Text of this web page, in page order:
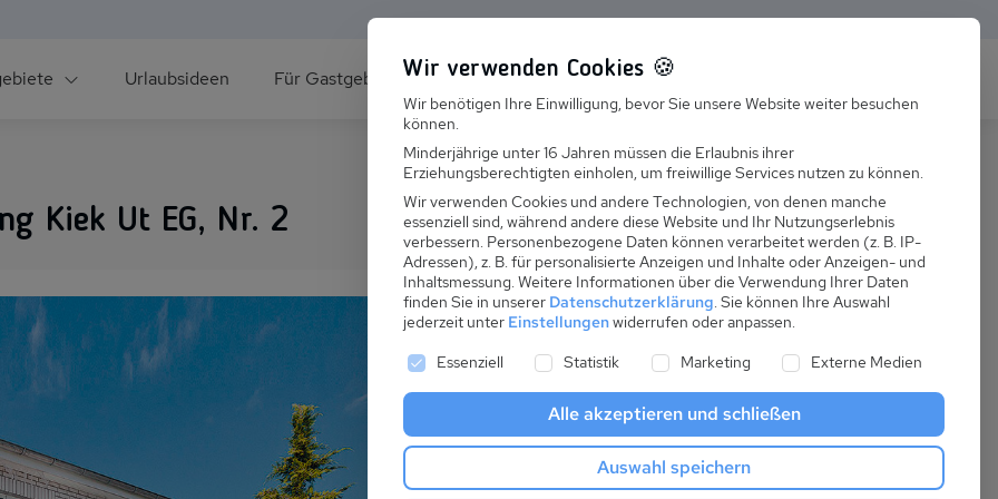
Suchen
Winter
Skiurlaub
Urlaubsideen Für Gastgeber Über uns Karriere
Ausbildung
Kiek Ut EG, Nr. 2
ab
pro Nacht
Anreise
Wir verwenden Cookies 🍪
Wir benötigen Ihre Einwilligung, bevor Sie unsere Website weiter besuchen
können.
Minderjährige unter 16 Jahren müssen die Erlaubnis ihrer
Erziehungsberechtigten einholen, um freiwillige Services nutzen zu können.
Wir verwenden Cookies und andere Technologien, von denen manche
essenziell sind, während andere diese Website und Ihr Nutzungserlebnis
verbessern. Personenbezogene Daten können verarbeitet werden (z. B. IP-
Adressen), z. B. für personalisierte Anzeigen und Inhalte oder Anzeigen- und
Inhaltsmessung. Weitere Informationen über die Verwendung Ihrer Daten
finden Sie in unserer Datenschutzerklärung. Sie können Ihre Auswahl
jederzeit unter Einstellungenwiderrufen oder anpassen.
Es folgt eine Liste der Service-Gruppen, für die eine Einwilligung
Essenziell Statistik Marketing Externe Medien
Alle akzeptieren und schließen
Auswahl speichern